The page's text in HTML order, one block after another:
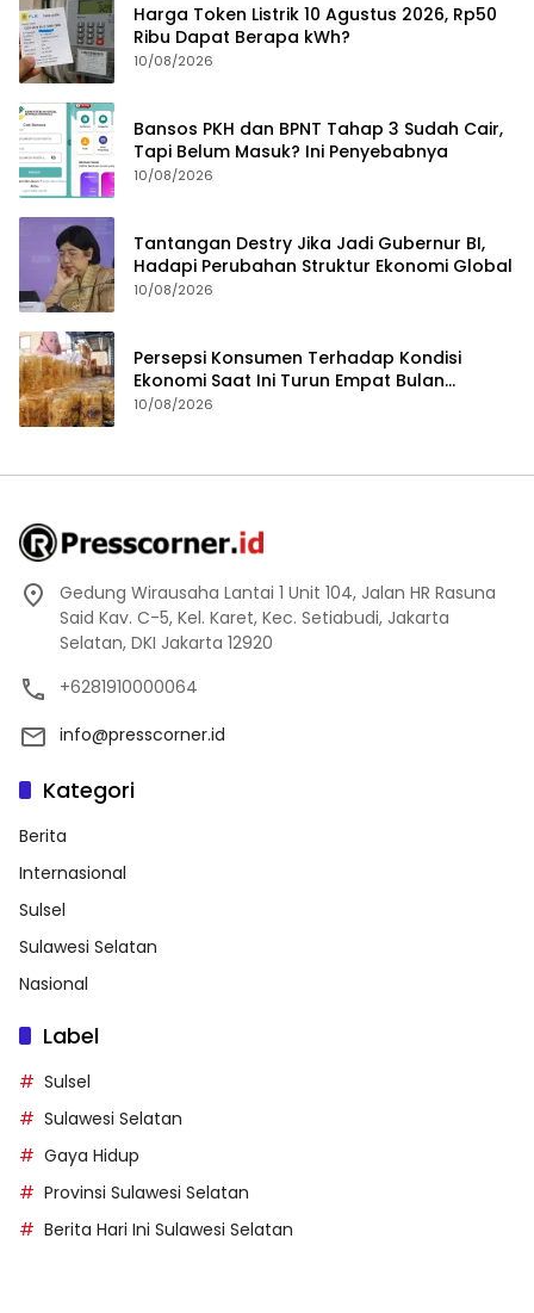
Harga Token Listrik 10 Agustus 2026, Rp50
Ribu Dapat Berapa kWh?
10/08/2026
Bansos PKH dan BPNT Tahap 3 Sudah Cair,
Tapi Belum Masuk? Ini Penyebabnya
10/08/2026
Tantangan Destry Jika Jadi Gubernur BI,
Hadapi Perubahan Struktur Ekonomi Global
10/08/2026
Persepsi Konsumen Terhadap Kondisi
Ekonomi Saat Ini Turun Empat Bulan
Berturut-Turut
10/08/2026
Gedung Wirausaha Lantai 1 Unit 104, Jalan HR Rasuna
Said Kav. C-5, Kel. Karet, Kec. Setiabudi, Jakarta
Selatan, DKI Jakarta 12920
+6281910000064
info@presscorner.id
Kategori
Berita
Internasional
Sulsel
Sulawesi Selatan
Nasional
Label
Sulsel
Sulawesi Selatan
Gaya Hidup
Provinsi Sulawesi Selatan
Berita Hari Ini Sulawesi Selatan